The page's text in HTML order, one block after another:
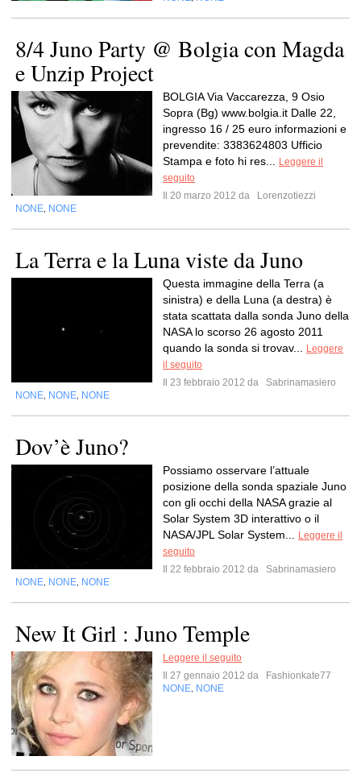
8/4 Juno Party @ Bolgia con Magda
e Unzip Project
BOLGIA Via Vaccarezza, 9 Osio
Sopra (Bg) www.bolgia.it Dalle 22,
ingresso 16 / 25 euro informazioni e
prevendite: 3383624803 Ufficio
Stampa e foto hi res...
Leggere il
seguito
Il 20 marzo 2012 da
Lorenzotiezzi
NONE NONE
La Terra e la Luna viste da Juno
Questa immagine della Terra (a
sinistra) e della Luna (a destra) è
stata scattata dalla sonda Juno della
NASA lo scorso 26 agosto 2011
quando la sonda si trovav...
Leggere
il seguito
Il 23 febbraio 2012 da
Sabrinamasiero
NONE NONE NONE
Dov’è Juno?
Possiamo osservare l’attuale
posizione della sonda spaziale Juno
con gli occhi della NASA grazie al
Solar System 3D interattivo o il
NASA/JPL Solar System...
Leggere il
seguito
Il 22 febbraio 2012 da
Sabrinamasiero
NONE NONE NONE
New It Girl : Juno Temple
Leggere il seguito
Il 27 gennaio 2012 da
Fashionkate77
NONE NONE